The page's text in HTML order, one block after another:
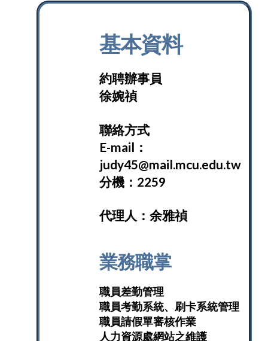
基本資料
約聘辦事員
徐婉禎
聯絡方式
E-mail：
judy45@mail.mcu.edu.tw
分機：2259
代理人：余雅禎
業務職掌
職員差勤管理
職員考勤系統、刷卡系統管理
職員請假單審核作業
人力資源處網站之維護